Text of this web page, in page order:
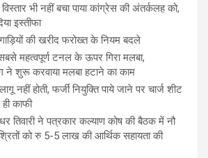
भी नहीं बचा पाया कांग्रेस की अंतर्कलह को,
इस्तीफा
की खरीद फरोख्त के नियम बदले
महत्वपूर्ण टनल के ऊपर गिरा मलबा,
ने शुरू करवाया मलबा हटाने का काम
नहीं होती, फर्जी नियुक्ति पाये जाने पर चार्ज शीट
काफी
तिवारी ने पत्रकार कल्याण कोष की बैठक में नौ
को रु 5-5 लाख की आर्थिक सहायता की